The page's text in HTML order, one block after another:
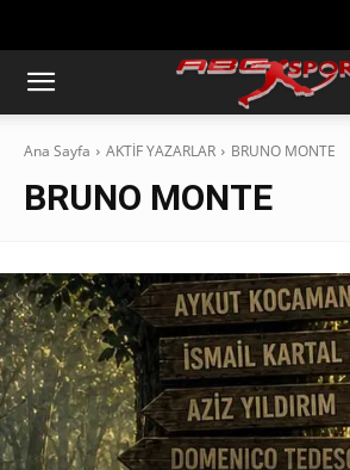
Ana Sayfa AKTİF YAZARLAR BRUNO MONTE
BRUNO MONTE